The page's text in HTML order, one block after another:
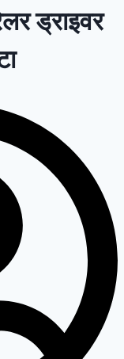
ड्राइवर